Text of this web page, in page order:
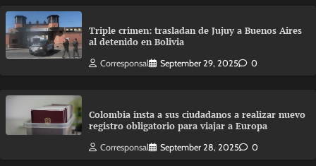
Triple crimen: trasladan de Jujuy a Buenos Aires
al detenido en Bolivia
Corresponsal September 29, 2025 0
Colombia insta a sus ciudadanos a realizar nuevo
registro obligatorio para viajar a Europa
Corresponsal September 28, 2025 0